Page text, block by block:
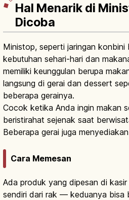
Hal Menarik di
Dicoba
Ministop, seperti jaringan konbini
kebutuhan sehari-hari dan
memiliki keunggulan berupa
langsung di gerai dan dessert
beberapa gerainya.
Cocok ketika Anda ingin makan
beristirahat sejenak saat
Beberapa gerai juga
Cara Memesan
Ada produk yang dipesan di
sendiri dari rak — keduanya bisa